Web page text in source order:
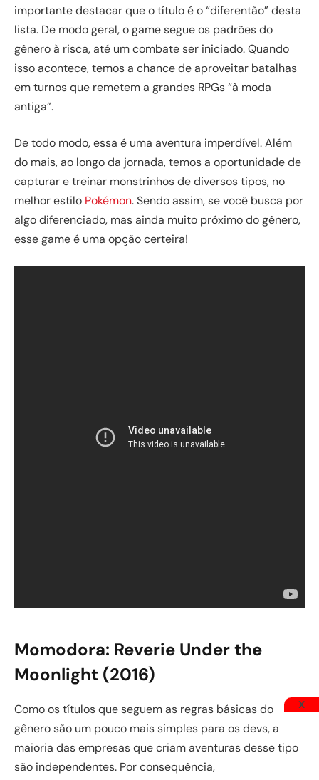
importante destacar que o título é o “diferentão” desta
lista. De modo geral, o game segue os padrões do
gênero à risca, até um combate ser iniciado. Quando
isso acontece, temos a chance de aproveitar batalhas
em turnos que remetem a grandes RPGs “à moda
antiga”.
De todo modo, essa é uma aventura imperdível. Além
do mais, ao longo da jornada, temos a oportunidade de
capturar e treinar monstrinhos de diversos tipos, no
melhor estilo Pokémon. Sendo assim, se você busca por
algo diferenciado, mas ainda muito próximo do gênero,
esse game é uma opção certeira!
Momodora: Reverie Under the
Moonlight (2016)
Como os títulos que seguem as regras básicas do
gênero são um pouco mais simples para os devs, a
maioria das empresas que criam aventuras desse tipo
são independentes. Por consequência,
X